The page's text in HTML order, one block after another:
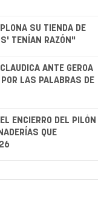
SU TIENDA DE
TENÍAN RAZÓN"
ANTE GEROA
LAS PALABRAS DE
ENCIERRO DEL PILÓN
QUE